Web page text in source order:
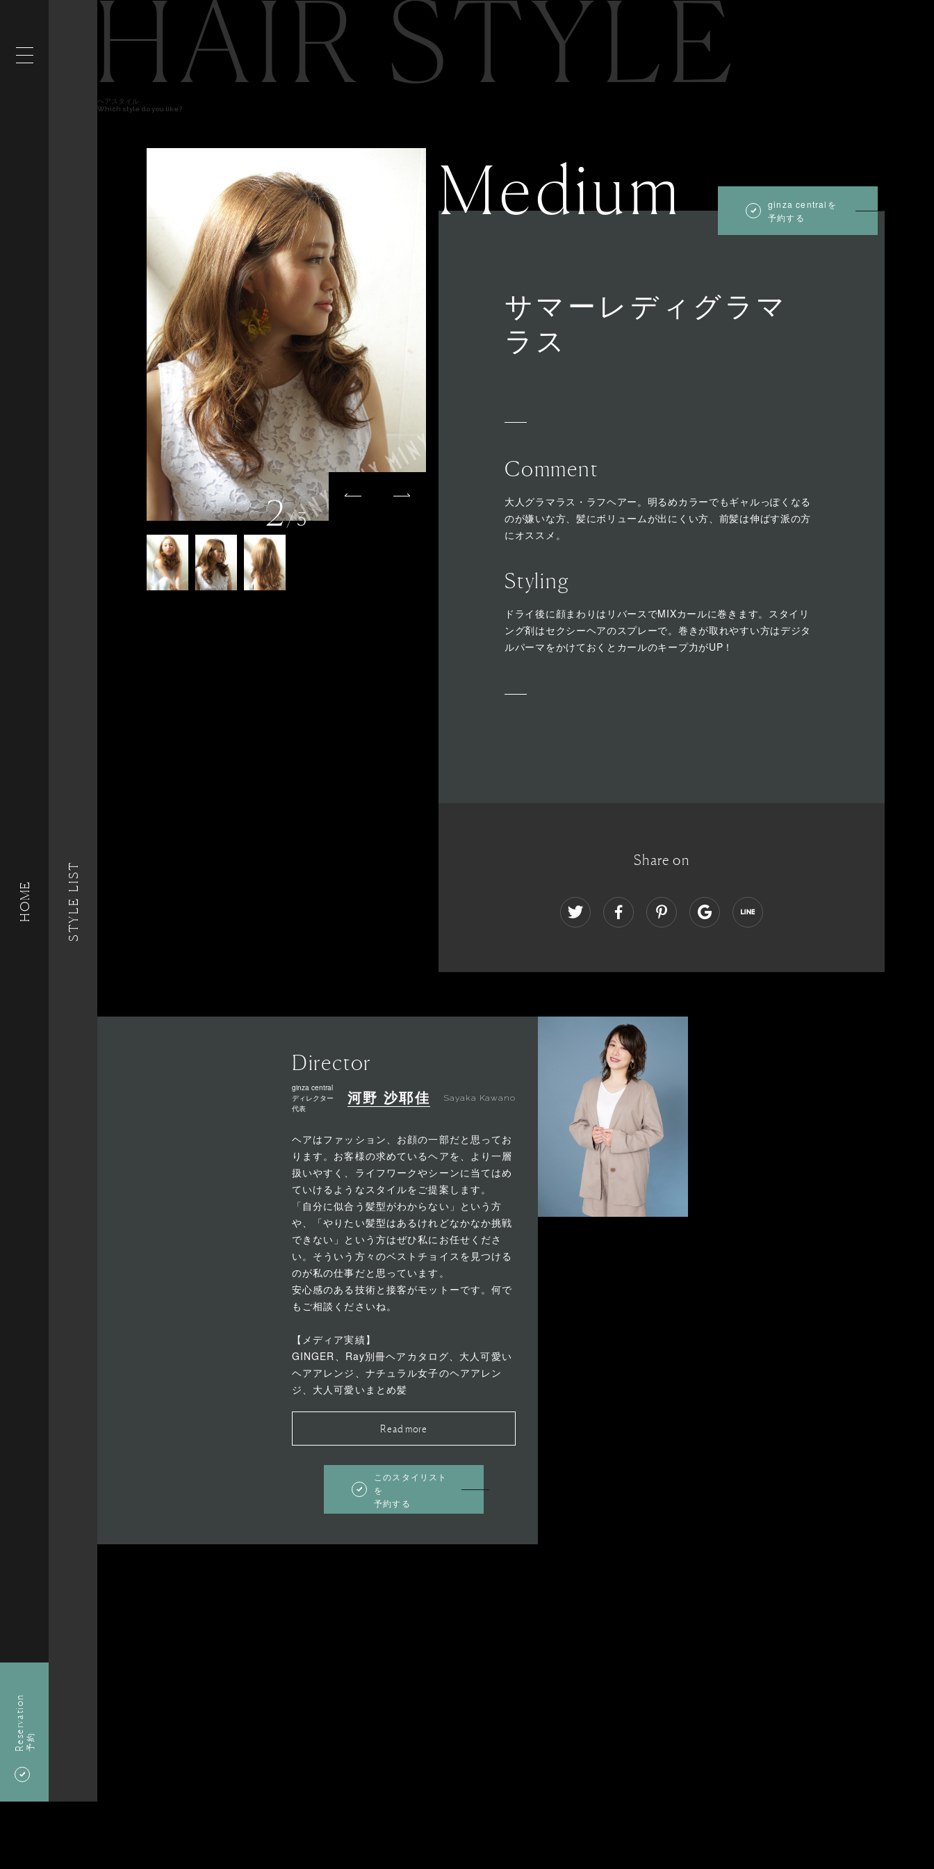
HOME
Reservation予約
STYLE LIST
HAIR STYLE
ヘアスタイル
Which style do you like?
2/3
Medium
ginza centralを
予約する
サマーレディグラマ
ラス
Comment
大人グラマラス・ラフヘアー。明るめカラーでもギャルっぽくなる
のが嫌いな方、髪にボリュームが出にくい方、前髪は伸ばす派の方
にオススメ。
Styling
ドライ後に顔まわりはリバースでMIXカールに巻きます。スタイリ
ング剤はセクシーヘアのスプレーで。巻きが取れやすい方はデジタ
ルパーマをかけておくとカールのキープ力がUP！
Share on
Director
ginza central
ディレクター
代表
河野 沙耶佳 Sayaka Kawano
ヘアはファッション、お顔の一部だと思ってお
ります。お客様の求めているヘアを、より一層
扱いやすく、ライフワークやシーンに当てはめ
ていけるようなスタイルをご提案します。
「自分に似合う髪型がわからない」という方
や、「やりたい髪型はあるけれどなかなか挑戦
できない」という方はぜひ私にお任せくださ
い。そういう方々のベストチョイスを見つける
のが私の仕事だと思っています。
安心感のある技術と接客がモットーです。何で
もご相談くださいね。
【メディア実績】
GINGER、Ray別冊ヘアカタログ、大人可愛い
ヘアアレンジ、ナチュラル女子のヘアアレン
ジ、大人可愛いまとめ髪
Read more
このスタイリスト
を
予約する